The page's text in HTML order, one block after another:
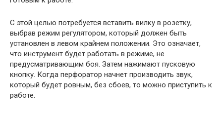
С этой целью потребуется вставить вилку в розетку,
выбрав режим регулятором, который должен быть
установлен в левом крайнем положении. Это означает,
что инструмент будет работать в режиме, не
предусматривающим боя. Затем нажимают пусковую
кнопку. Когда перфоратор начнет производить звук,
который будет ровным, без сбоев, то можно приступить к
работе.